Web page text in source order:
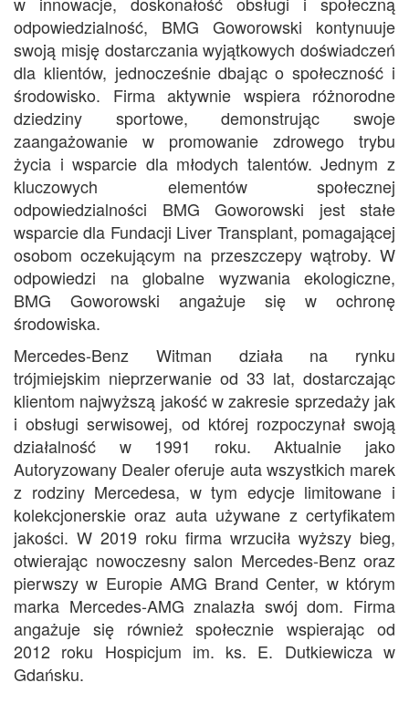
odpowiedzialność, BMG Goworowski kontynuuje
swoją misję dostarczania wyjątkowych doświadczeń
dla klientów, jednocześnie dbając o społeczność i
środowisko. Firma aktywnie wspiera różnorodne
dziedziny sportowe, demonstrując swoje
zaangażowanie w promowanie zdrowego trybu
życia i wsparcie dla młodych talentów. Jednym z
kluczowych elementów społecznej
odpowiedzialności BMG Goworowski jest stałe
wsparcie dla Fundacji Liver Transplant, pomagającej
osobom oczekującym na przeszczepy wątroby. W
odpowiedzi na globalne wyzwania ekologiczne,
BMG Goworowski angażuje się w ochronę
środowiska.
Mercedes-Benz Witman działa na rynku
trójmiejskim nieprzerwanie od 33 lat, dostarczając
klientom najwyższą jakość w zakresie sprzedaży jak
i obsługi serwisowej, od której rozpoczynał swoją
działalność w 1991 roku. Aktualnie jako
Autoryzowany Dealer oferuje auta wszystkich marek
z rodziny Mercedesa, w tym edycje limitowane i
kolekcjonerskie oraz auta używane z certyfikatem
jakości. W 2019 roku firma wrzuciła wyższy bieg,
otwierając nowoczesny salon Mercedes-Benz oraz
pierwszy w Europie AMG Brand Center, w którym
marka Mercedes-AMG znalazła swój dom. Firma
angażuje się również społecznie wspierając od
2012 roku Hospicjum im. ks. E. Dutkiewicza w
Gdańsku.